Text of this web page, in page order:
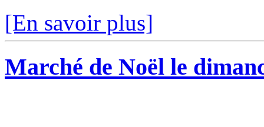
[En savoir plus]
Marché de Noël le